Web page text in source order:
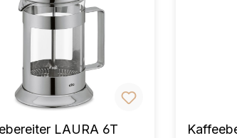
LAURA 6T